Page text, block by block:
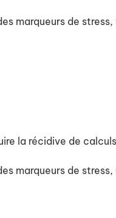
marqueurs de
la récidive de
marqueurs de